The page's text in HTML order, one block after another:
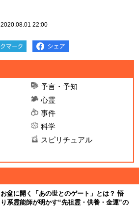
2020.08.01 22:00
予言・予知
心霊
事件
科学
スピリチュアル
お盆に開く「あの世とのゲート」とは？ 悟
り系霊能師が明かす“先祖霊・供養・金運”の